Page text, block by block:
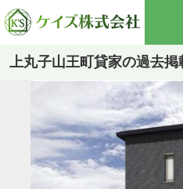
上丸子山王町貸家の過去